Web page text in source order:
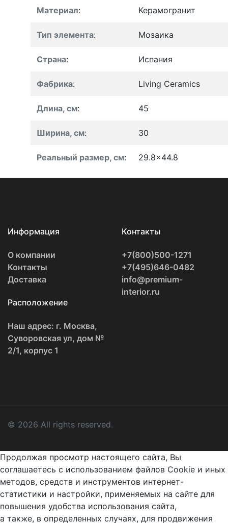
Материал: Керамогранит
Тип элемента: Мозаика
Страна: Испания
Фабрика: Living Ceramics
Длина, см: 45
Ширина, см: 30
Реальный размер, см: 29.8x44.8
Информация
О компании
Контакты
Доставка
Контакты
+7(800)500-1271
+7(495)646-0482
info@premium-
interior.ru
Расположение
Наш адрес: г. Москва,
Суворовская ул, дом №
2/1, корпус 1
© 2026 All rights reserved.
Продолжая просмотр настоящего сайта, Вы
соглашаетесь с использованием файлов Cookie и иных
методов, средств и инструментов интернет-
статистики и настройки, применяемых на сайте для
повышения удобства использования сайта,
а также, в определенных случаях, для продвижения